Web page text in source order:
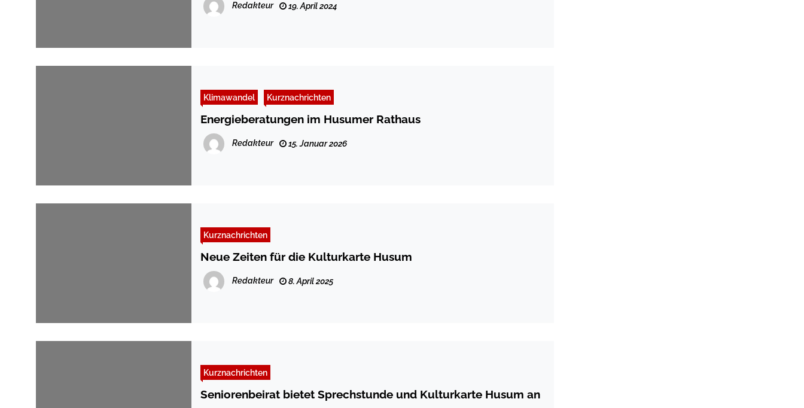
Redakteur 19. April 2024
Klimawandel Kurznachrichten
Energieberatungen im Husumer Rathaus
Redakteur 15. Januar 2026
Kurznachrichten
Neue Zeiten für die Kulturkarte Husum
Redakteur 8. April 2025
Kurznachrichten
Seniorenbeirat bietet Sprechstunde und Kulturkarte Husum an